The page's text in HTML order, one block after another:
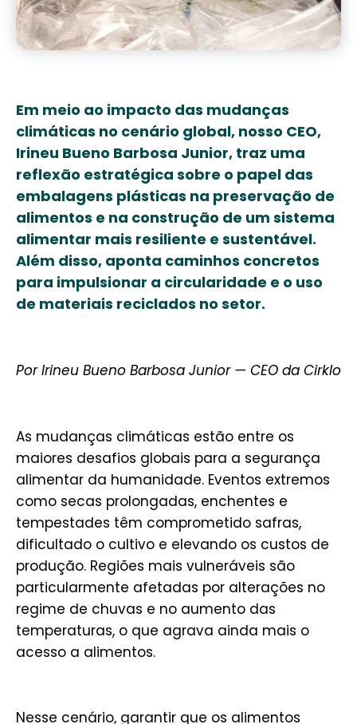
Em meio ao impacto das mudanças
climáticas no cenário global, nosso CEO,
Irineu Bueno Barbosa Junior, traz uma
reflexão estratégica sobre o papel das
embalagens plásticas na preservação de
alimentos e na construção de um sistema
alimentar mais resiliente e sustentável.
Além disso, aponta caminhos concretos
para impulsionar a circularidade e o uso
de materiais reciclados no setor.
Por Irineu Bueno Barbosa Junior — CEO da Cirklo
As mudanças climáticas estão entre os
maiores desafios globais para a segurança
alimentar da humanidade. Eventos extremos
como secas prolongadas, enchentes e
tempestades têm comprometido safras,
dificultado o cultivo e elevando os custos de
produção. Regiões mais vulneráveis são
particularmente afetadas por alterações no
regime de chuvas e no aumento das
temperaturas, o que agrava ainda mais o
acesso a alimentos.
Nesse cenário, garantir que os alimentos